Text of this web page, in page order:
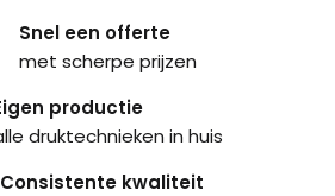
Snel een offerte
met scherpe prijzen
productie
druktechnieken in huis
Consistente kwaliteit